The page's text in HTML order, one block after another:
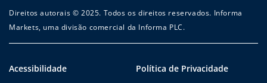
Direitos autorais © 2025. Todos os direitos reservados. Informa
Markets, uma divisão comercial da Informa PLC.
Acessibilidade
Política de Privacidade